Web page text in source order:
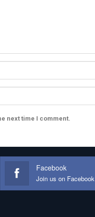
next time I comment.
Facebook
Join us on Facebook